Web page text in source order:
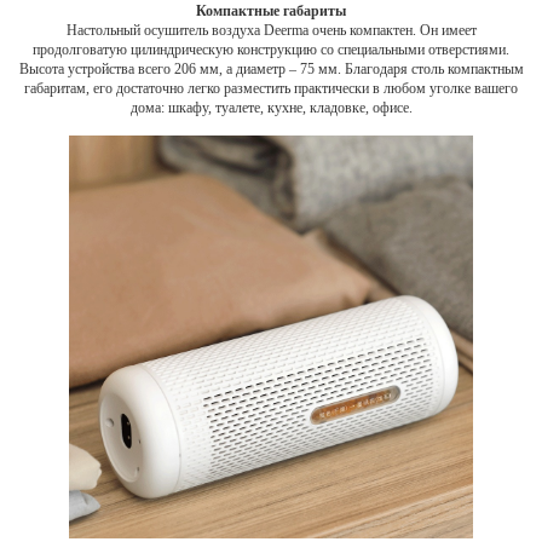
Компактные габариты
Настольный осушитель воздуха Deerma очень компактен. Он имеет
продолговатую цилиндрическую конструкцию со специальными отверстиями.
Высота устройства всего 206 мм, а диаметр – 75 мм. Благодаря столь компактным
габаритам, его достаточно легко разместить практически в любом уголке вашего
дома: шкафу, туалете, кухне, кладовке, офисе.